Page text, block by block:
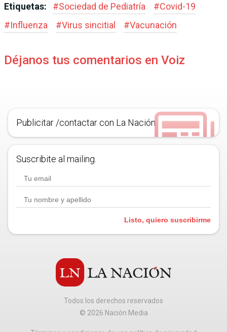
Etiquetas: #Sociedad de Pediatría #Covid-19
#Influenza #Virus sincitial #Vacunación
Déjanos tus comentarios en Voiz
Publicitar /contactar con La Nación
Suscribite al mailing.
Listo, quiero suscribirme
Todos los derechos reservados
© 2026 Nación Media